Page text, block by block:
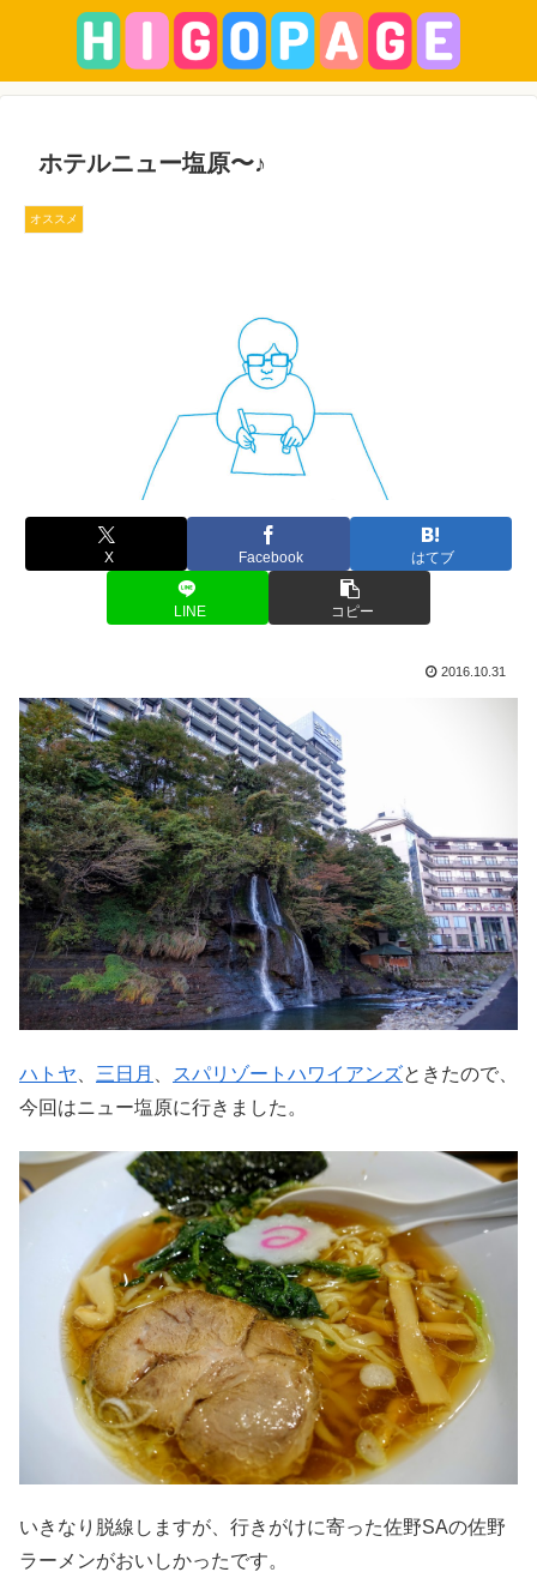
ホテルニュー塩原〜♪
オススメ
X Facebook はてブ
LINE コピー
2016.10.31
ハトヤ 三日月 スパリゾートハワイアンズときたので、
今回はニュー塩原に行きました。
いきなり脱線しますが、行きがけに寄った佐野SAの佐野
ラーメンがおいしかったです。